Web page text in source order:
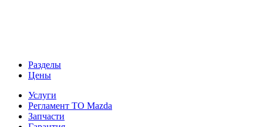
Разделы
Цены
Услуги
Регламент ТО Mazda
Запчасти